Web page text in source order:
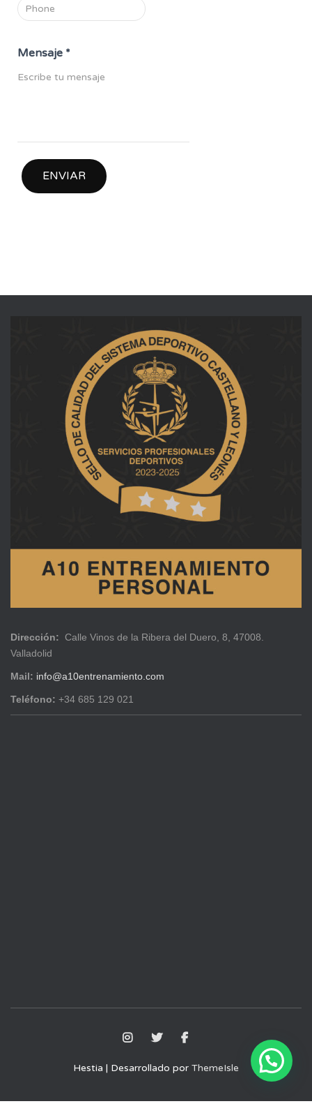
Mensaje *
ENVIAR
Dirección: Calle Vinos de la Ribera del Duero, 8, 47008.
Valladolid
Mail: info@a10entrenamiento.com
Teléfono: +34 685 129 021
Hestia | Desarrollado por ThemeIsle